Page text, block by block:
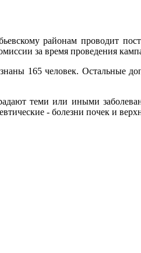
районам проводит
за время проведения
165 человек. Остальные
теми или иными
- болезни почек и